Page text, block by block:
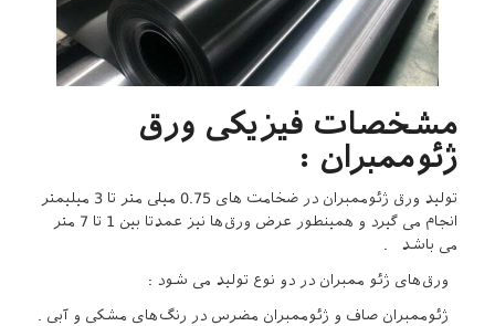
مشخصات فیزیکی ورق
ژئوممبران :
تولید ورق ژئوممبران در ضخامت های 0.75 میلی متر تا 3 میلیمتر
انجام می گیرد و همینطور عرض ورق‌ها نیز عمدتا بین 1 تا 7 متر
می باشد .
ورق‌های ژئو ممبران در دو نوع تولید می‌ شود :
ژئوممبران صاف و ژئوممبران مضرس در رنگ‌های مشکی و آبی .